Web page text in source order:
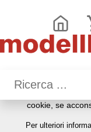
ZUBEHÖR › FALLER ›
QUESTO
Sul nostro sito
necessari per
consentono di
aiutano a
cookie, se
Per ulteriori